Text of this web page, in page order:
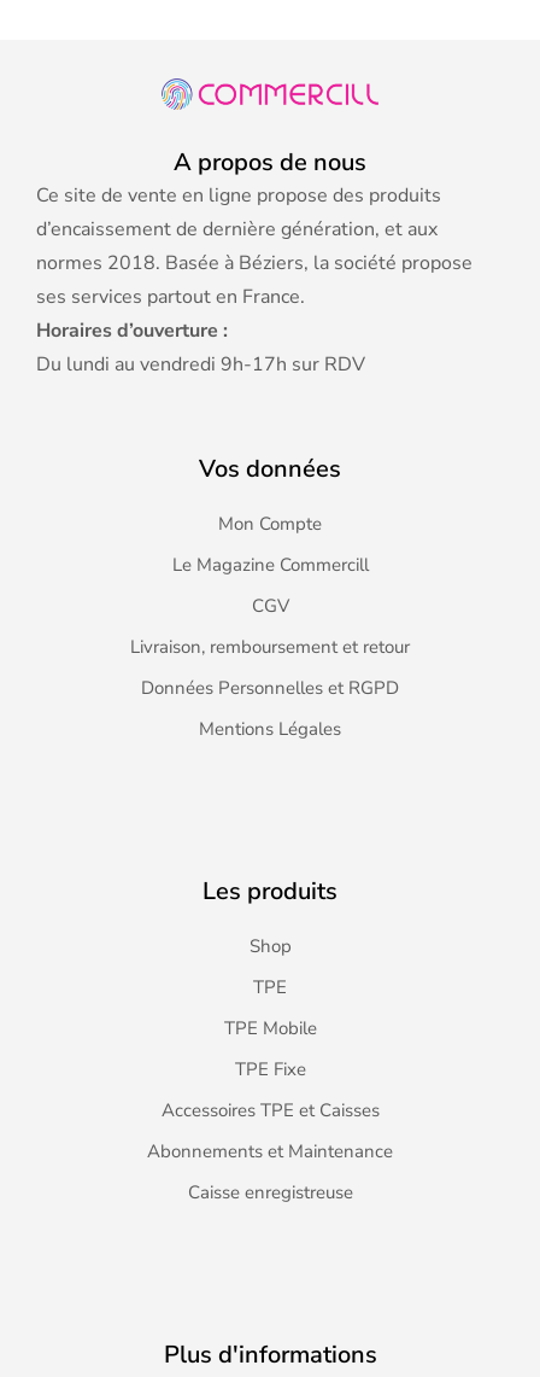
A propos de nous
Ce site de vente en ligne propose des produits
d’encaissement de dernière génération, et aux
normes 2018. Basée à Béziers, la société propose
ses services partout en France.
Horaires d’ouverture :
Du lundi au vendredi 9h-17h sur RDV
Vos données
Mon Compte
Le Magazine Commercill
CGV
Livraison, remboursement et retour
Données Personnelles et RGPD
Mentions Légales
Les produits
Shop
TPE
TPE Mobile
TPE Fixe
Accessoires TPE et Caisses
Abonnements et Maintenance
Caisse enregistreuse
Plus d'informations